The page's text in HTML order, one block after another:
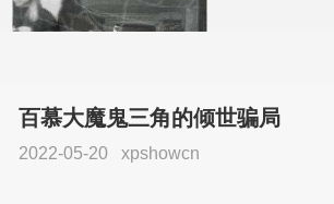
百慕大魔鬼三角的倾世骗局
2022-05-20 xpshowcn